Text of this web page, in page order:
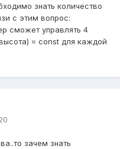
знать количество
с этим вопрос:
сможет управлять 4
= const для каждой
зачем знать